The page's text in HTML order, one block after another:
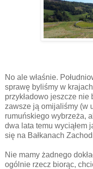
No ale właśnie.
sprawę byliśmy w
przykładowo jeszcze nie
zawsze ją omijaliśmy (w
rumuńskiego wybrzeża,
dwa lata temu wyciąłem
się na Bałkanach
Nie mamy żadnego
ogólnie rzecz biorąc,